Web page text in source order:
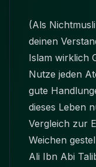
(Als
deinen
Islam wirklich
Nutze jeden
gute
dieses Leben
Vergleich zur
Weichen
Ali Ibn Abi